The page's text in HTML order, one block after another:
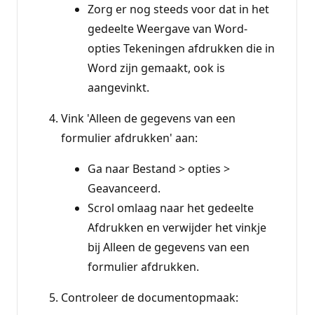
Zorg er nog steeds voor dat in het
gedeelte Weergave van Word-
opties Tekeningen afdrukken die in
Word zijn gemaakt, ook is
aangevinkt.
Vink 'Alleen de gegevens van een
formulier afdrukken' aan:
Ga naar Bestand > opties >
Geavanceerd.
Scrol omlaag naar het gedeelte
Afdrukken en verwijder het vinkje
bij Alleen de gegevens van een
formulier afdrukken.
Controleer de documentopmaak: